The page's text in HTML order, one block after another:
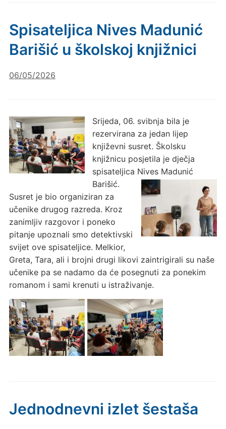
Spisateljica Nives Madunić
Barišić u školskoj knjižnici
06/05/2026
Srijeda, 06. svibnja bila je
rezervirana za jedan lijep
književni susret. Školsku
knjižnicu posjetila je dječja
spisateljica Nives Madunić
Barišić.
Susret je bio organiziran za
učenike drugog razreda. Kroz
zanimljiv razgovor i poneko
pitanje upoznali smo detektivski
svijet ove spisateljice. Melkior,
Greta, Tara, ali i brojni drugi likovi zaintrigirali su naše
učenike pa se nadamo da će posegnuti za ponekim
romanom i sami krenuti u istraživanje.
Jednodnevni izlet šestaša